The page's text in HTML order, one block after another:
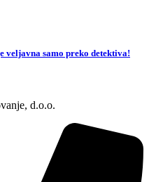
veljavna samo preko detektiva!
d.o.o.